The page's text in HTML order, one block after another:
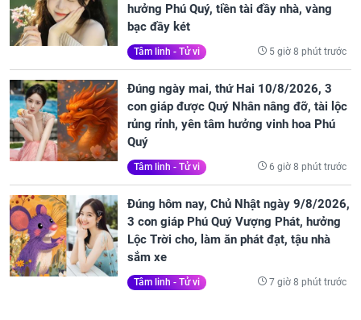
hưởng Phú Quý, tiền tài đầy nhà, vàng
bạc đầy két
Tâm linh - Tử vi 5 giờ 8 phút trước
Đúng ngày mai, thứ Hai 10/8/2026, 3
con giáp được Quý Nhân nâng đỡ, tài lộc
rủng rỉnh, yên tâm hưởng vinh hoa Phú
Quý
Tâm linh - Tử vi 6 giờ 8 phút trước
Đúng hôm nay, Chủ Nhật ngày 9/8/2026,
3 con giáp Phú Quý Vượng Phát, hưởng
Lộc Trời cho, làm ăn phát đạt, tậu nhà
sắm xe
Tâm linh - Tử vi 7 giờ 8 phút trước